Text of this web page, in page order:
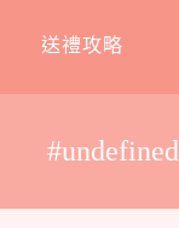
送禮攻略
#undefined